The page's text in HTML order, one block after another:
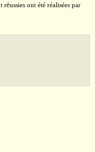
réussies ont été réalisées par